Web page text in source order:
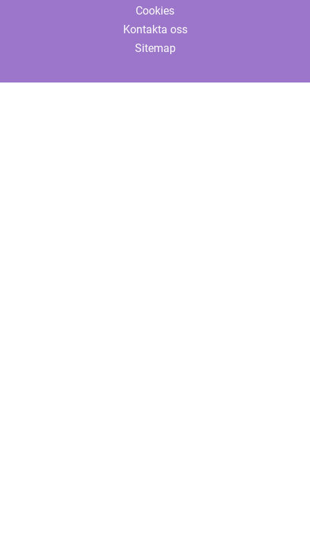
Cookies
Kontakta oss
Sitemap